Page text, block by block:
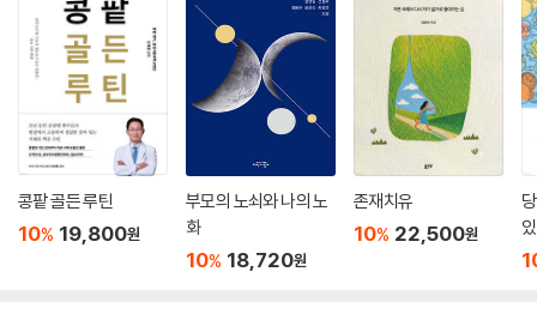
콩팥 골든 루틴
10% 19,800원
부모의 노쇠와 나의 노
화
10% 18,720원
존재치유
10% 22,500원